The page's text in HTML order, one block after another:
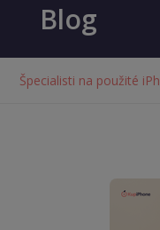
Blog
Špecialisti na použité